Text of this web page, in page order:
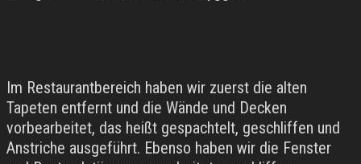
Im Restaurantbereich haben wir zuerst die alten
Tapeten entfernt und die Wände und Decken
vorbearbeitet, das heißt gespachtelt, geschliffen und
Anstriche ausgeführt. Ebenso haben wir die Fenster